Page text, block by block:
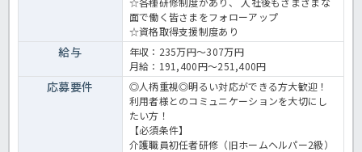
面で働く皆さまをフォローアップ
☆資格取得支援制度あり
給与
年収：235万円～307万円
月給：191,400円～251,400円
応募要件
◎人柄重視◎明るい対応ができる方大歓迎！
利用者様とのコミュニケーションを大切にし
たい方！
【必須条件】
介護職員初任者研修（旧ホームヘルパー2級）